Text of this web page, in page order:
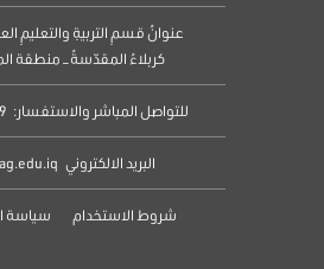
عنوانُ قسمِ التربيةِ والتعليمِ
كربلاءُ المقدّسةُ – منطقة
للتواصل المباشر والاستفسار:
البريد الالكتروني
شروط الاستخدام سياسة